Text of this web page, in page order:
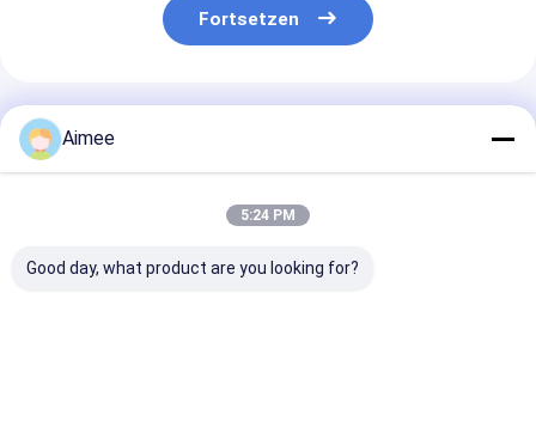
Fortsetzen
Empfohlene Produkte
Aimee
5:24 PM
Good day, what product are you looking for?